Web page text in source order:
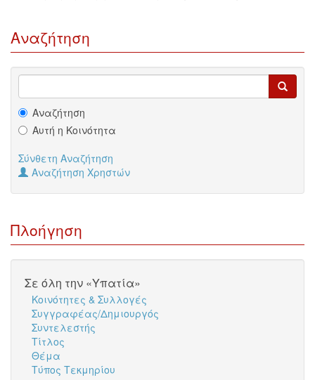
Αναζήτηση
Αναζήτηση
Αυτή η Κοινότητα
Σύνθετη Αναζήτηση
Αναζήτηση Χρηστών
Πλοήγηση
Σε όλη την «Υπατία»
Κοινότητες & Συλλογές
Συγγραφέας/Δημιουργός
Συντελεστής
Τίτλος
Θέμα
Τύπος Τεκμηρίου